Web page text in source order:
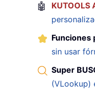
🤖 KUTOOLS
Funciones
sin usar
Super
(VLookup)